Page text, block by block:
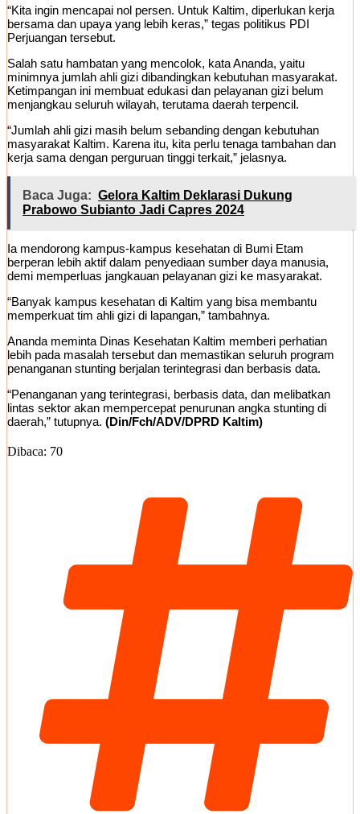
“Kita ingin mencapai nol persen. Untuk Kaltim, diperlukan kerja
bersama dan upaya yang lebih keras,” tegas politikus PDI
Perjuangan tersebut.
Salah satu hambatan yang mencolok, kata Ananda, yaitu
minimnya jumlah ahli gizi dibandingkan kebutuhan masyarakat.
Ketimpangan ini membuat edukasi dan pelayanan gizi belum
menjangkau seluruh wilayah, terutama daerah terpencil.
“Jumlah ahli gizi masih belum sebanding dengan kebutuhan
masyarakat Kaltim. Karena itu, kita perlu tenaga tambahan dan
kerja sama dengan perguruan tinggi terkait,” jelasnya.
Baca Juga: Gelora Kaltim Deklarasi Dukung
Prabowo Subianto Jadi Capres 2024
Ia mendorong kampus-kampus kesehatan di Bumi Etam
berperan lebih aktif dalam penyediaan sumber daya manusia,
demi memperluas jangkauan pelayanan gizi ke masyarakat.
“Banyak kampus kesehatan di Kaltim yang bisa membantu
memperkuat tim ahli gizi di lapangan,” tambahnya.
Ananda meminta Dinas Kesehatan Kaltim memberi perhatian
lebih pada masalah tersebut dan memastikan seluruh program
penanganan stunting berjalan terintegrasi dan berbasis data.
“Penanganan yang terintegrasi, berbasis data, dan melibatkan
lintas sektor akan mempercepat penurunan angka stunting di
daerah,” tutupnya. (Din/Fch/ADV/DPRD Kaltim)
Dibaca: 70